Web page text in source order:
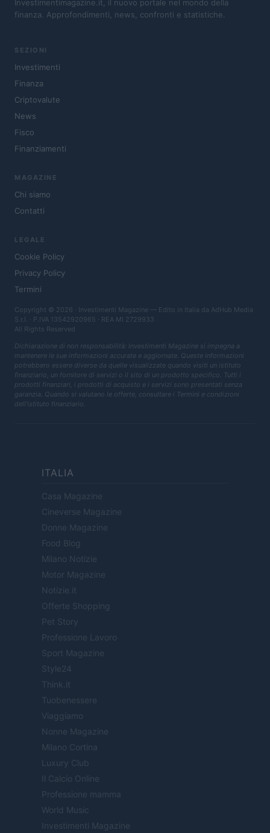
Investimentimagazine.it, il nuovo portale nel mondo della
finanza. Approfondimenti, news, confronti e statistiche.
SEZIONI
Investimenti
Finanza
Criptovalute
News
Fisco
Finanziamenti
MAGAZINE
Chi siamo
Contatti
LEGALE
Cookie Policy
Privacy Policy
Termini
Copyright © 2026 · Investimenti Magazine — Edito in Italia da AdHub Media
S.r.l. · P.IVA 13542920965 · REA MI 2729933
All Rights Reserved
Dichiarazione di non responsabilità: Investimenti Magazine si impegna a
mantenere le sue informazioni accurate e aggiornate. Queste informazioni
potrebbero essere diverse da quelle visualizzate quando visiti un istituto
finanziario, un fornitore di servizi o il sito di un prodotto specifico. Tutti i
prodotti finanziari, i prodotti di acquisto e i servizi sono presentati senza
garanzia. Quando si valutano le offerte, consultare i Termini e condizioni
dell'istituto finanziario.
ITALIA
Casa Magazine
Cineverse Magazine
Donne Magazine
Food Blog
Milano Notizie
Motor Magazine
Notizie.it
Offerte Shopping
Pet Story
Professione Lavoro
Sport Magazine
Style24
Think.it
Tuobenessere
Viaggiamo
Nonne Magazine
Milano Cortina
Luxury Club
Il Calcio Online
Professione mamma
World Music
Investimenti Magazine